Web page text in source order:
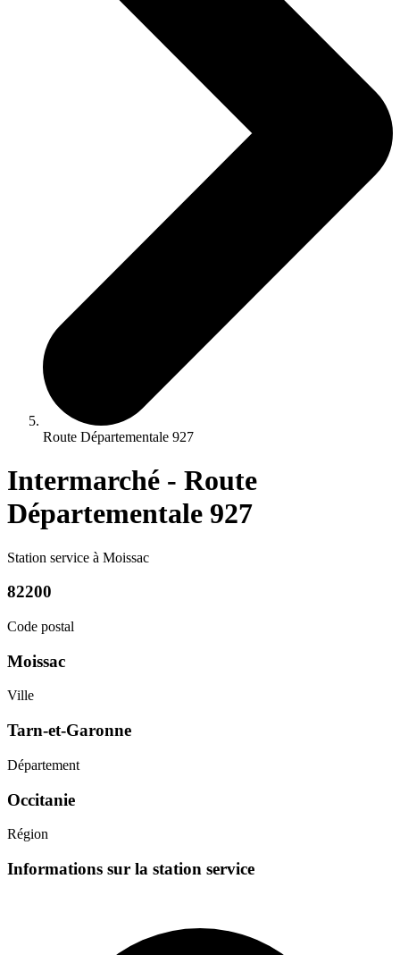
Route Départementale 927
Intermarché - Route
Départementale 927
Station service à Moissac
82200
Code postal
Moissac
Ville
Tarn-et-Garonne
Département
Occitanie
Région
Informations sur la station service